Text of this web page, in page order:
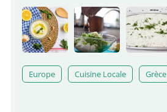
seulement…
Europe Cuisine Locale Grèce